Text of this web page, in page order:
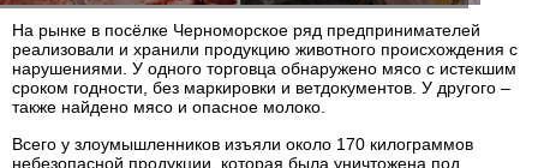
На рынке в посёлке Черноморское ряд предпринимателей
реализовали и хранили продукцию животного происхождения с
нарушениями. У одного торговца обнаружено мясо с истекшим
сроком годности, без маркировки и ветдокументов. У другого –
также найдено мясо и опасное молоко.
Всего у злоумышленников изъяли около 170 килограммов
небезопасной продукции, которая была уничтожена под